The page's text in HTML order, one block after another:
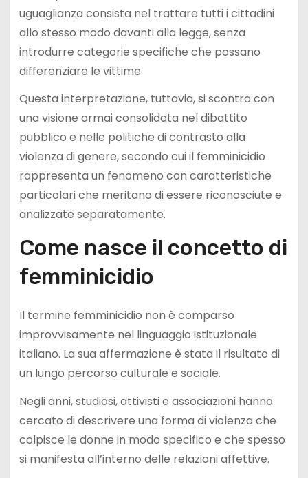
uguaglianza consista nel trattare tutti i cittadini
allo stesso modo davanti alla legge, senza
introdurre categorie specifiche che possano
differenziare le vittime.
Questa interpretazione, tuttavia, si scontra con
una visione ormai consolidata nel dibattito
pubblico e nelle politiche di contrasto alla
violenza di genere, secondo cui il femminicidio
rappresenta un fenomeno con caratteristiche
particolari che meritano di essere riconosciute e
analizzate separatamente.
Come nasce il concetto di
femminicidio
Il termine femminicidio non è comparso
improvvisamente nel linguaggio istituzionale
italiano. La sua affermazione è stata il risultato di
un lungo percorso culturale e sociale.
Negli anni, studiosi, attivisti e associazioni hanno
cercato di descrivere una forma di violenza che
colpisce le donne in modo specifico e che spesso
si manifesta all’interno delle relazioni affettive.